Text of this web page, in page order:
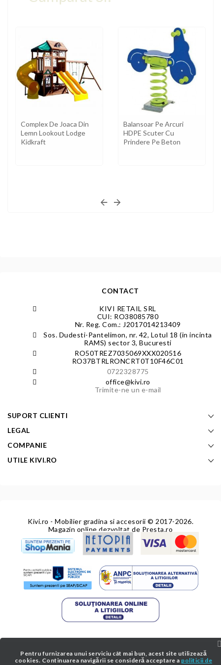
Complex De Joaca Din
Lemn Lookout Lodge
Kidkraft
Balansoar Pe Arcuri
HDPE Scuter Cu
Prindere Pe Beton
CONTACT
KIVI RETAIL SRL
CUI: RO38085780
Nr. Reg. Com.: J2017014213409
Sos. Dudesti-Pantelimon, nr. 42, Lotul 18 (in incinta
RAMS) sector 3, Bucuresti
RO50TREZ7035069XXX020516
RO37BTRLRONCRT0T10F46C01
0722328775
office@kivi.ro
Trimite-ne un e-mail
SUPORT CLIENTI
LEGAL
COMPANIE
UTILE KIVI.RO
Kivi.ro - Mobilier gradina si accesorii © 2017-2026.
Magazin online dezvoltat de Presta.ro
Pentru furnizarea unui serviciu cât mai bun, acest site utilizează
cookies. Continuarea navigării se consideră acceptare a politicii de